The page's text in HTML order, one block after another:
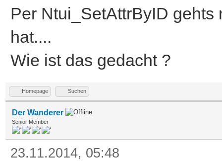
Per Ntui_SetAttrByID
hat....
Wie ist das gedacht ?
Homepage Suchen
Der Wanderer
Senior Member
23.11.2014, 05:48